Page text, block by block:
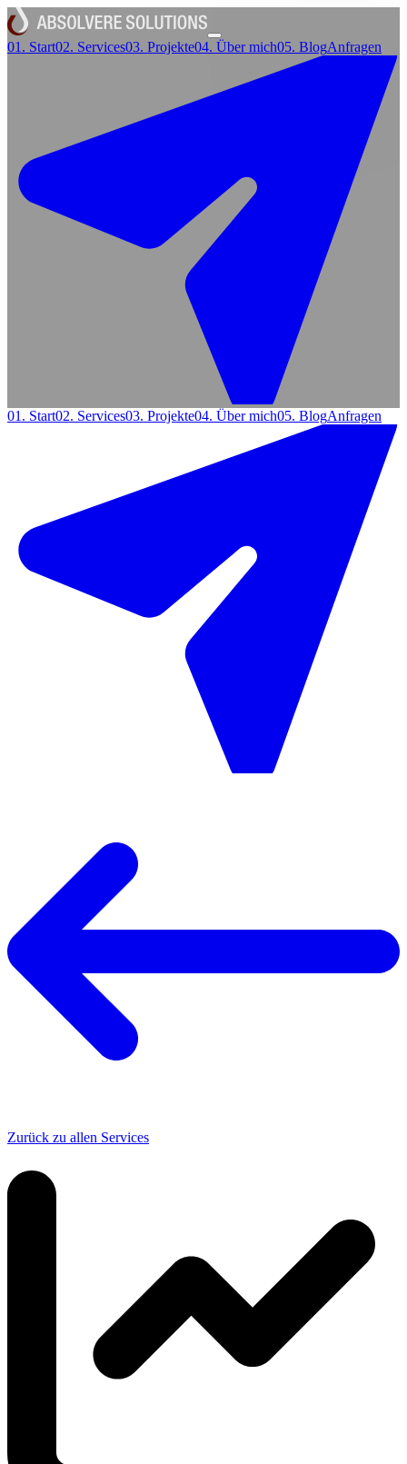
01. Start02. Services03. Projekte04. Über mich05. BlogAnfragen
01. Start02. Services03. Projekte04. Über mich05. BlogAnfragen
Zurück zu allen Services